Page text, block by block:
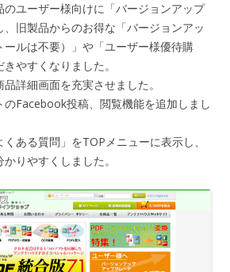
のユーザー様向けに「バージョンアップ
旧製品からのお得な「バージョンアッ
ールは不要）」や「ユーザー様優待購
やすくなりました。
詳細画面を充実させました。
のFacebook投稿、閲覧機能を追加しまし
くある質問」をTOPメニューに表示し、
りやすくしました。